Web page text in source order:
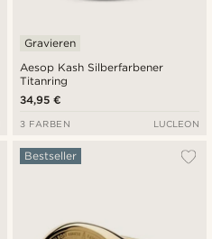
Aesop Kash Silberfarbener
Titanring
Gravieren
34,95 €
3 FARBEN LUCLEON
Bestseller